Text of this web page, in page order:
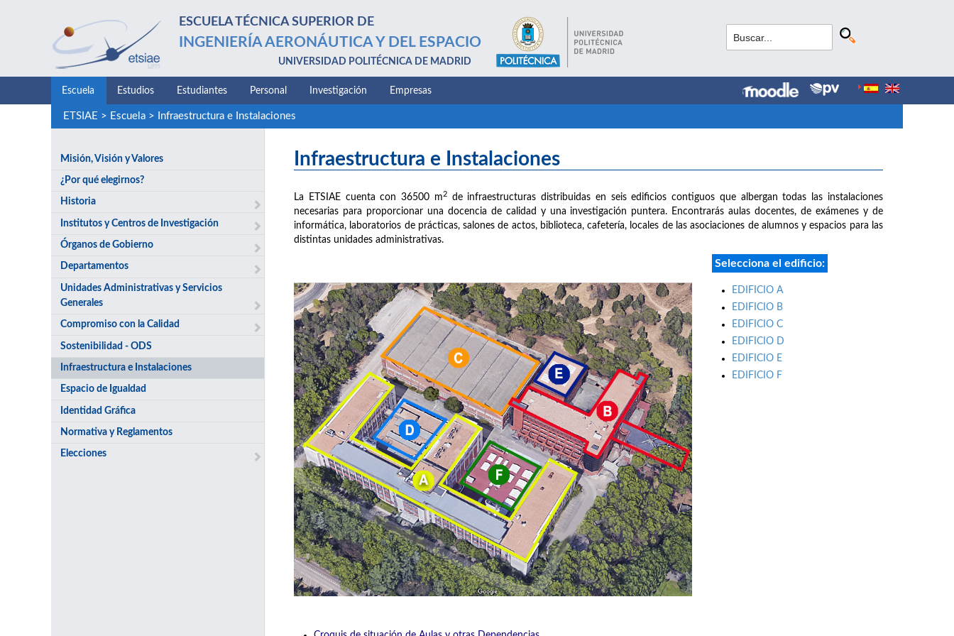
ESCUELA TÉCNICA SUPERIOR DE
INGENIERÍA AERONÁUTICA Y DEL ESPACIO
UNIVERSIDAD POLITÉCNICA DE MADRID
Escuela Estudios Estudiantes Personal Investigación Empresas
ETSIAE > Escuela> Infraestructura e Instalaciones
Misión, Visión y Valores
¿Por qué elegirnos?
Historia
Institutos y Centros de Investigación
Órganos de Gobierno
Departamentos
Unidades Administrativas y Servicios
Generales
Compromiso con la Calidad
Sostenibilidad - ODS
Infraestructura e Instalaciones
Espacio de Igualdad
Identidad Gráfica
Normativa y Reglamentos
Elecciones
Infraestructura e Instalaciones
La ETSIAE cuenta con 36500 m2de infraestructuras distribuidas en seis edificios contiguos que albergan todas las instalaciones
necesarias para proporcionar una docencia de calidad y una investigación puntera. Encontrarás aulas docentes, de exámenes y de
informática, laboratorios de prácticas, salones de actos, biblioteca, cafetería, locales de las asociaciones de alumnos y espacios para las
distintas unidades administrativas.
Selecciona el edificio:
EDIFICIO A
EDIFICIO B
EDIFICIO C
EDIFICIO D
EDIFICIO E
EDIFICIO F